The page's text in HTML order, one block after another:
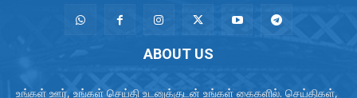
ABOUT US
உங்கள் ஊர், உங்கள் செய்தி உடனுக்குடன் உங்கள் கைகளில். செய்திகள்,